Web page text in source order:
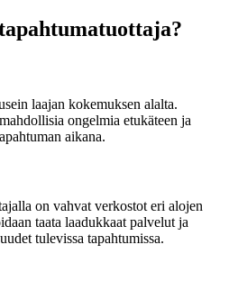
laajan kokemuksen alalta.
ongelmia etukäteen ja
aikana.
on vahvat verkostot eri alojen
taata laadukkaat palvelut ja
tulevissa tapahtumissa.